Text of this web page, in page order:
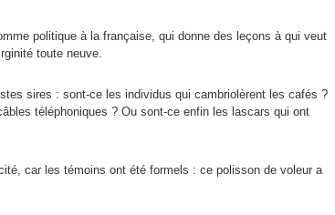
politique à la française, qui donne des leçons à qui veut
toute neuve.
sires : sont-ce les individus qui cambriolèrent les cafés ?
téléphoniques ? Ou sont-ce enfin les lascars qui ont
car les témoins ont été formels : ce polisson de voleur a